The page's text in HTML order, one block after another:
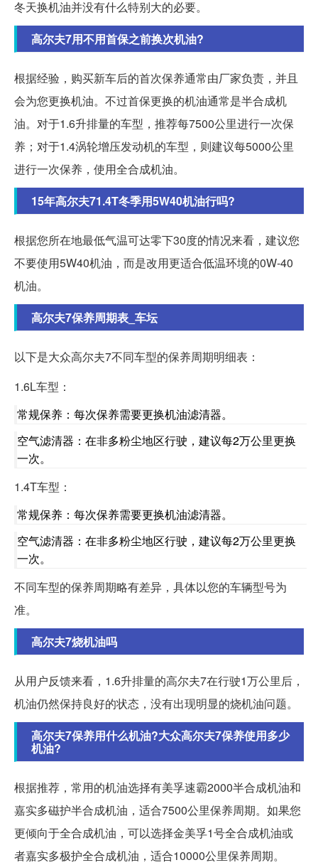
冬天换机油并没有什么特别大的必要。
高尔夫7用不用首保之前换次机油?
根据经验，购买新车后的首次保养通常由厂家负责，并且
会为您更换机油。不过首保更换的机油通常是半合成机
油。对于1.6升排量的车型，推荐每7500公里进行一次保
养；对于1.4涡轮增压发动机的车型，则建议每5000公里
进行一次保养，使用全合成机油。
15年高尔夫71.4T冬季用5W40机油行吗?
根据您所在地最低气温可达零下30度的情况来看，建议您
不要使用5W40机油，而是改用更适合低温环境的0W-40
机油。
高尔夫7保养周期表_车坛
以下是大众高尔夫7不同车型的保养周期明细表：
1.6L车型：
常规保养：每次保养需要更换机油滤清器。
空气滤清器：在非多粉尘地区行驶，建议每2万公里更换
一次。
1.4T车型：
常规保养：每次保养需要更换机油滤清器。
空气滤清器：在非多粉尘地区行驶，建议每2万公里更换
一次。
不同车型的保养周期略有差异，具体以您的车辆型号为
准。
高尔夫7烧机油吗
从用户反馈来看，1.6升排量的高尔夫7在行驶1万公里后，
机油仍然保持良好的状态，没有出现明显的烧机油问题。
高尔夫7保养用什么机油?大众高尔夫7保养使用多少
机油?
根据推荐，常用的机油选择有美孚速霸2000半合成机油和
嘉实多磁护半合成机油，适合7500公里保养周期。如果您
更倾向于全合成机油，可以选择金美孚1号全合成机油或
者嘉实多极护全合成机油，适合10000公里保养周期。